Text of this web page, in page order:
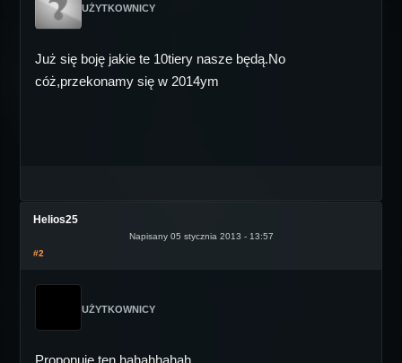
UŻYTKOWNICY
Już się boję jakie te 10tiery nasze będą.No
cóż,przekonamy się w 2014ym
Helios25
Napisany 05 stycznia 2013 - 13:57
#2
UŻYTKOWNICY
Proponuję ten hahahhahah